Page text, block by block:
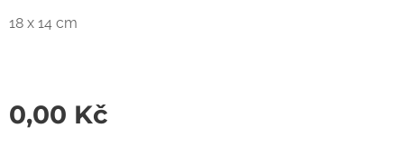
18 x 14 cm
0,00 Kč